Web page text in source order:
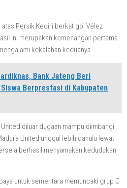
Persik Kediri berkat gol Vélez
ini merupakan kemenangan pertama
kekalahan keduanya.
Bank Jateng Beri
Berprestasi di Kabupaten
diluar dugaan mampu diimbangi
United unggul lebih dahulu lewat
berhasil menyamakan kedudukan
untuk sementara memuncaki grup C